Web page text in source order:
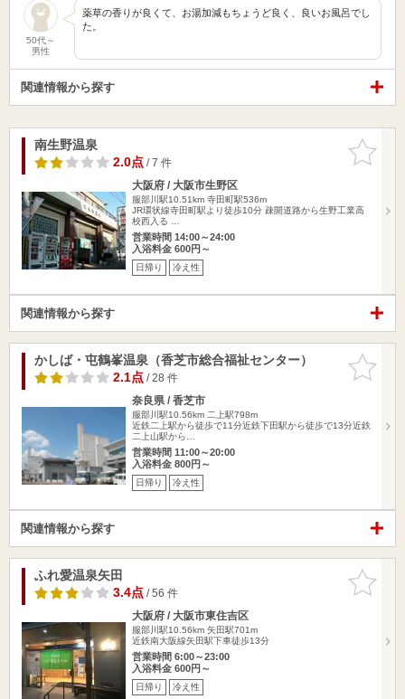
50代～
男性
薬草の香りが良くて、お湯加減もちょうど良く、良いお風呂でし
た。
関連情報から探す
お気に入
りに追加
南生野温泉
2.0点/ 7 件
大阪府 / 大阪市生野区
服部川駅10.51km 寺田町駅536m
JR環状線寺田町駅より徒歩10分 疎開道路から生野工業高
校西入る …
営業時間 14:00～24:00
入浴料金 600円～
日帰り 冷え性
関連情報から探す
お気に入
りに追加
かしば・屯鶴峯温泉（香芝市総合福祉センター）
2.1点/ 28 件
奈良県 / 香芝市
服部川駅10.56km 二上駅798m
近鉄二上駅から徒歩で11分近鉄下田駅から徒歩で13分近鉄
二上山駅から…
営業時間 11:00～20:00
入浴料金 800円～
日帰り 冷え性
関連情報から探す
お気に入
りに追加
ふれ愛温泉矢田
3.4点/ 56 件
大阪府 / 大阪市東住吉区
服部川駅10.56km 矢田駅701m
近鉄南大阪線矢田駅下車徒歩13分
営業時間 6:00～23:00
入浴料金 600円～
日帰り 冷え性